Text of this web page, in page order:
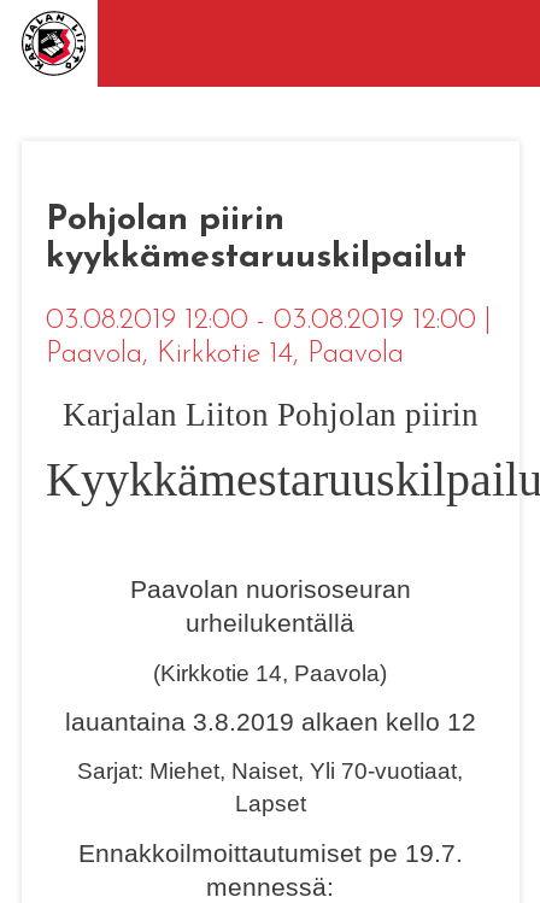
Pohjolan piirin
kyykkämestaruuskilpailut
03.08.2019 12:00 - 03.08.2019 12:00
Paavola, Kirkkotie 14, Paavola
Karjalan Liiton Pohjolan piirin
Paavolan nuorisoseuran
urheilukentällä
(Kirkkotie 14, Paavola)
lauantaina 3.8.2019 alkaen kello 12
Sarjat: Miehet, Naiset, Yli 70-vuotiaat,
Lapset
Ennakkoilmoittautumiset pe 19.7.
mennessä: